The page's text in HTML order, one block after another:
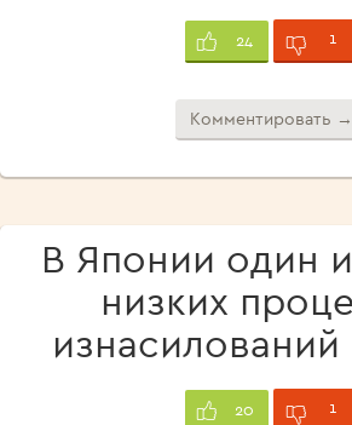
24 1
Комментировать →
В Японии один
низких
20 1